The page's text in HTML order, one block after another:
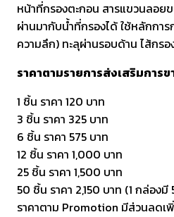
หน้าที่กรองตะกอน สารแขวนลอย
ผ่านมากับน้ำที่กรองได้ ใช้หลักกา
ความลึก) ทะลุผ่านรอบด้าน ไส้กร
ราคาตามรายการส่งเสริมการข
1 ชิ้น ราคา 120 บาท
3 ชิ้น ราคา 325 บาท
6 ชิ้น ราคา 575 บาท
12 ชิ้น ราคา 1,000 บาท
25 ชิ้น ราคา 1,500 บาท
50 ชิ้น ราคา 2,150 บาท (1 กล่อ
ราคาตาม Promotion มีส่วนลดเ